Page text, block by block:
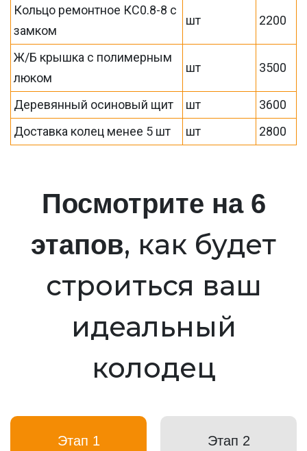
Кольцо ремонтное КС0.8-8 с
замком
шт 2200
Ж/Б крышка с полимерным
люком
шт 3500
Деревянный осиновый щит шт
3600
Доставка колец менее 5 шт
шт 2800
Посмотрите на 6
этапов, как будет
строиться ваш
идеальный
колодец
Этап 1 Этап 2